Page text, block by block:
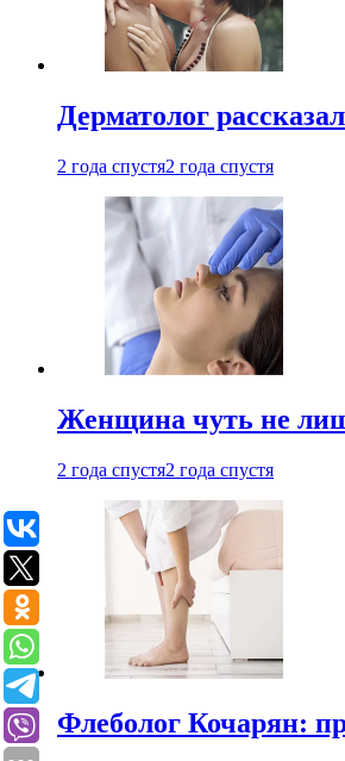
Дерматолог
2 года спустя2 года спустя
Женщина чуть не
2 года спустя2 года спустя
Флеболог Кочарян: